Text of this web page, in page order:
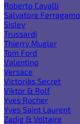
Roberto Cavalli
Salvatore Ferragamo
Sisley
Trussardi
Thierry Mugler
Tom Ford
Valentino
Versace
Victoria`s Secret
Viktor & Rolf
Yves Rocher
Yves Saint Laurent
Zadig & Voltaire